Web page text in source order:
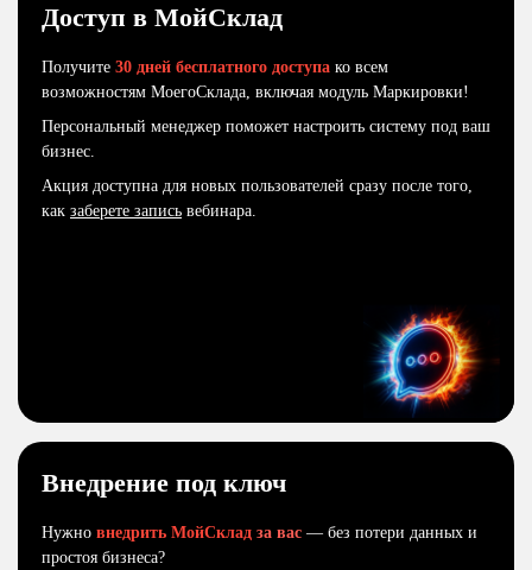
Доступ в МойСклад
Получите 30 дней бесплатного доступа ко всем
возможностям МоегоСклада, включая модуль Маркировки!
Персональный менеджер поможет настроить систему под ваш
бизнес.
Акция доступна для новых пользователей сразу после того,
как заберете запись вебинара.
Внедрение под ключ
Нужно внедрить МойСклад за вас — без потери данных и
простоя бизнеса?